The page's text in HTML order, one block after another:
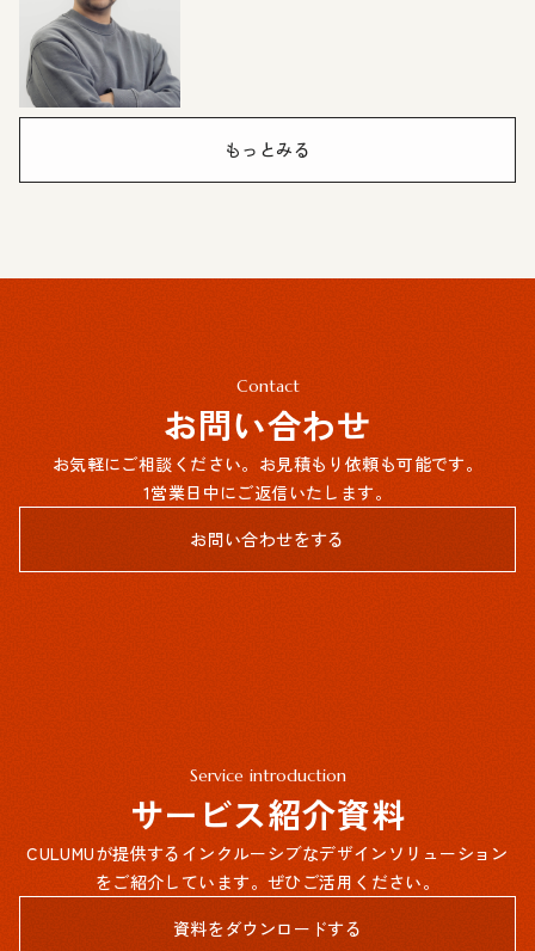
もっとみる
Contact
お問い合わせ
お気軽にご相談ください。お見積もり依頼も可能です。
1営業日中にご返信いたします。
お問い合わせをする
Service introduction
サービス紹介資料
CULUMUが提供するインクルーシブなデザインソリューション
をご紹介しています。ぜひご活用ください。
資料をダウンロードする